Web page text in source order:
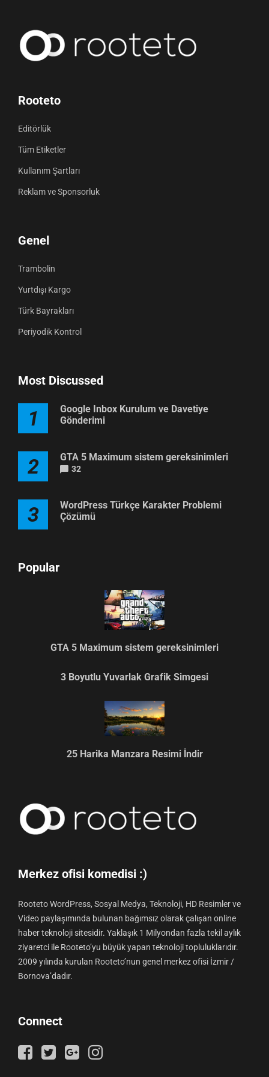
Rooteto
Editörlük
Tüm Etiketler
Kullanım Şartları
Reklam ve Sponsorluk
Genel
Trambolin
Yurtdışı Kargo
Türk Bayrakları
Periyodik Kontrol
Most Discussed
1
Google Inbox Kurulum ve Davetiye
Gönderimi
2 GTA 5 Maximum sistem gereksinimleri
32
3
WordPress Türkçe Karakter Problemi
Çözümü
Popular
GTA 5 Maximum sistem gereksinimleri
3 Boyutlu Yuvarlak Grafik Simgesi
25 Harika Manzara Resimi İndir
Merkez ofisi komedisi :)
Rooteto WordPress, Sosyal Medya, Teknoloji, HD Resimler ve
Video paylaşımında bulunan bağımsız olarak çalışan online
haber teknoloji sitesidir. Yaklaşık 1 Milyondan fazla tekil aylık
ziyaretci ile Rooteto’yu büyük yapan teknoloji topluluklarıdır.
2009 yılında kurulan Rooteto’nun genel merkez ofisi İzmir /
Bornova’dadır.
Connect